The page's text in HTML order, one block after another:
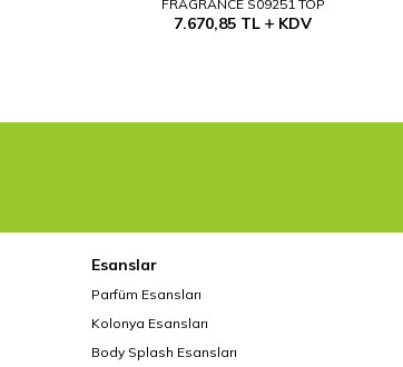
FRAGRANCE S09251 TOP
7.670,85 TL KDV
Esanslar
Parfüm Esansları
Kolonya Esansları
Body Splash Esansları